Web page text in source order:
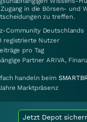
in die Börsen- und
zu treffen.
Community Deutschlands
registrierte Nutzer
pro Tag
Partner ARIVA,
handeln beim
Marktpräsenz
Jetzt Depot